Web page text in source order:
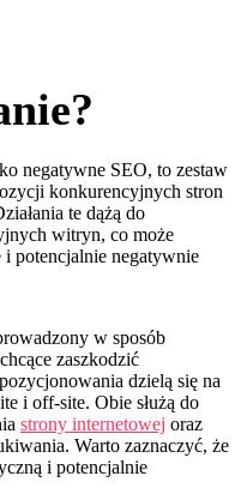
negatywne SEO, to zestaw
konkurencyjnych stron
te dążą do
witryn, co może
potencjalnie negatywnie
w sposób
zaszkodzić
dzielą się na
i off-site. Obie służą do
strony internetowej oraz
Warto zaznaczyć, że
i potencjalnie